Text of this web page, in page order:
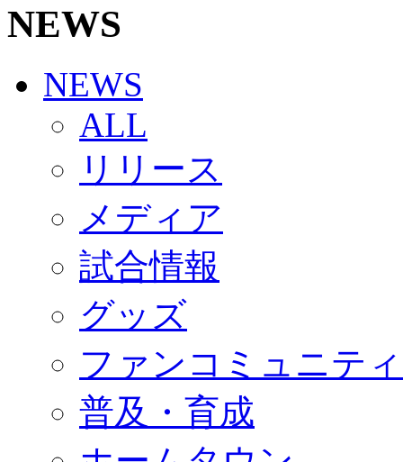
Jリーグ運営管理規定
写真・動画使用ガイドライン
SCHEDULE
2026/27
練習見学時のファンサービスについて
TICKET
奈良クラブ明治安田J3リーグ2026/27シーズン試
奈良クラブ明治安田Ｊ3リーグ 2026/27シーズン「
観戦ルール＆マナー
2026/27ファンコミュニティ
サポートショップ
GOODS
オフィシャルストア（実店舗）
オンラインストア
ACADEMY
アカデミーについて
コーチ&スタッフ
ジュニア
ジュニアユース
ユース
練習拠点（ナラディーア）
SCHOOL
NEWS
NEWS
ALL
リリース
メディア
試合情報
グッズ
ファンコミュニティ
普及・育成